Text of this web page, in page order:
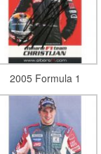
2005 Formula 1